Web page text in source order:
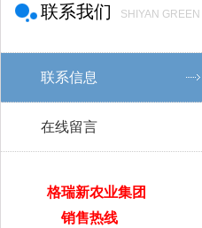
联系我们 SHIYAN GREEN
联系信息
在线留言
格瑞新农业集团
销售热线